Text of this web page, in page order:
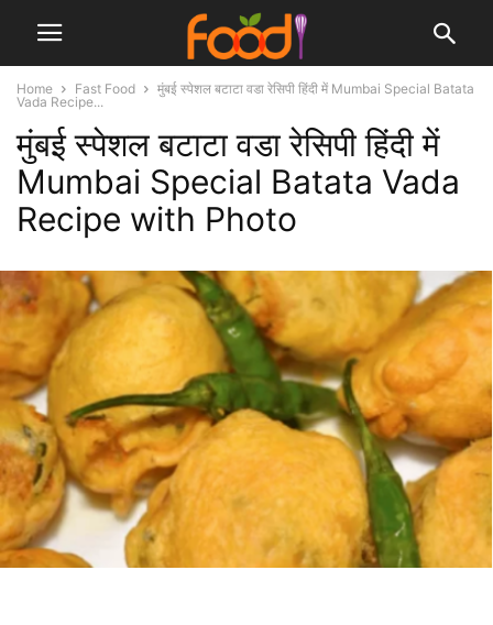
Home Fast Food
मुंबई स्पेशल बटाटा वडा रेसिपी हिंदी में Mumbai Special Batata
Vada Recipe...
मुंबई स्पेशल बटाटा वडा रेसिपी हिंदी में
Mumbai Special Batata Vada
Recipe with Photo